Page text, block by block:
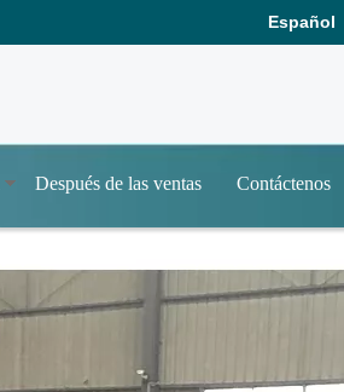
Español
Después de las ventas Contáctenos